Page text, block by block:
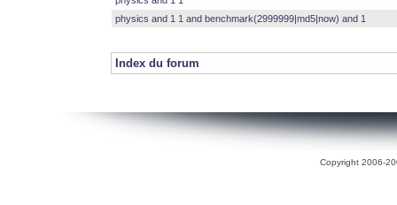
physics and 1 1 and benchmark(2999999|md5|now) and 1
Index du forum
Copyright 2006-